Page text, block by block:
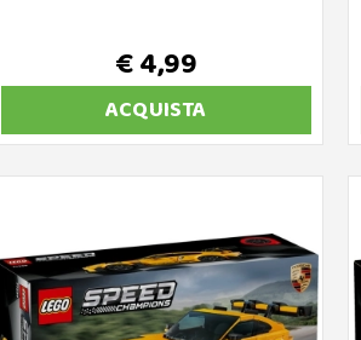
€ 4,99
ACQUISTA